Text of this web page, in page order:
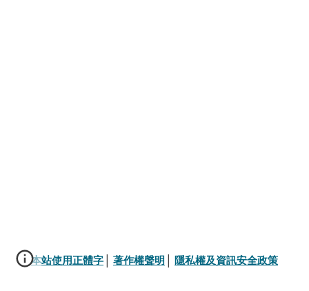
本站使用正體字 著作權聲明 隱私權及資訊安全政策